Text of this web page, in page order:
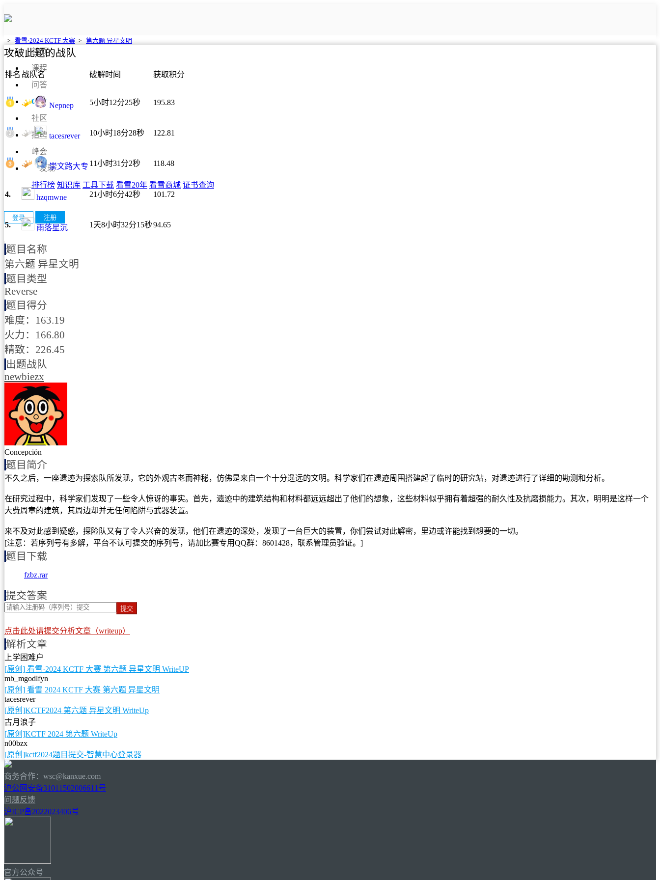
首页
课程
问答
CTF
社区
招聘
峰会
发现
排行榜 知识库 工具下载 看雪20年 看雪商城 证书查询
登录 注册
> 看雪·2024 KCTF 大赛 > 第六题 异星文明
攻破此题的战队
排名 战队名 破解时间 获取积分
Nepnep 5小时12分25秒 195.83
tacesrever 10小时18分28秒 122.81
崇文路大专 11小时31分2秒 118.48
4. hzqmwne 21小时6分42秒 101.72
5. 雨落星沉 1天8小时32分15秒94.65
题目名称
第六题 异星文明
题目类型
Reverse
题目得分
难度：163.19
火力：166.80
精致：226.45
出题战队
newbiezx
Concepción
题目简介
不久之后，一座遗迹为探索队所发现，它的外观古老而神秘，仿佛是来自一个十分遥远的文明。科学家们在遗迹周围搭建起了临时的研究站，对遗迹进行了详细的勘测和分析。
在研究过程中，科学家们发现了一些令人惊讶的事实。首先，遗迹中的建筑结构和材料都远远超出了他们的想象，这些材料似乎拥有着超强的耐久性及抗磨损能力。其次，明明是这样一个
大费周章的建筑，其周边却并无任何陷阱与武器装置。
来不及对此感到疑惑，探险队又有了令人兴奋的发现，他们在遗迹的深处，发现了一台巨大的装置，你们尝试对此解密，里边或许能找到想要的一切。
[注意：若序列号有多解，平台不认可提交的序列号，请加比赛专用QQ群：8601428，联系管理员验证。]
题目下载
fzbz.rar
提交答案
提交
点击此处请提交分析文章（writeup）
解析文章
上学困难户
[原创] 看雪·2024 KCTF 大赛 第六题 异星文明 WriteUP
mb_mgodlfyn
[原创] 看雪 2024 KCTF 大赛 第六题 异星文明
tacesrever
[原创]KCTF2024 第六题 异星文明 WriteUp
古月浪子
[原创]KCTF 2024 第六题 WriteUp
n00bzx
[原创]kctf2024题目提交-智慧中心登录器
商务合作：wsc@kanxue.com
沪公网安备31011502006611号
问题反馈
沪ICP备2022023406号
官方公众号